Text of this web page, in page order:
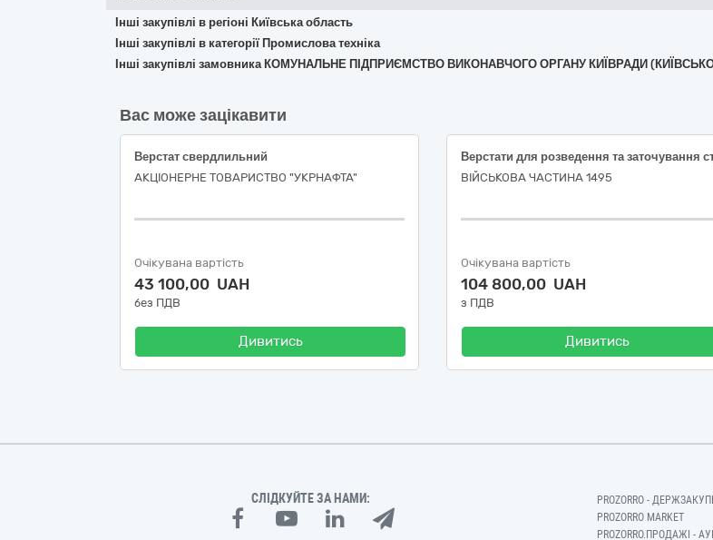
Інші закупівлі в регіоні Київська область
Інші закупівлі в категорії Промислова техніка
Інші закупівлі замовника КОМУНАЛЬНЕ ПІДПРИЄМСТВО ВИКОНАВЧОГО ОРГАНУ КИЇВРАДИ
Вас може зацікавити
Верстат свердлильний
АКЦІОНЕРНЕ ТОВАРИСТВО "УКPНAФТА"
Очікувана вартість
43 100,00 UAH
без ПДВ
Дивитись
ВІЙСЬКОВА ЧАСТИНА 1495
Очікувана вартість
104 800,00 UAH
з ПДВ
Дивитись
СЛІДКУЙТЕ ЗА НАМИ:
PROZORRO -
PROZORRO MARKET
PROZORRO.ПРОДАЖІ -